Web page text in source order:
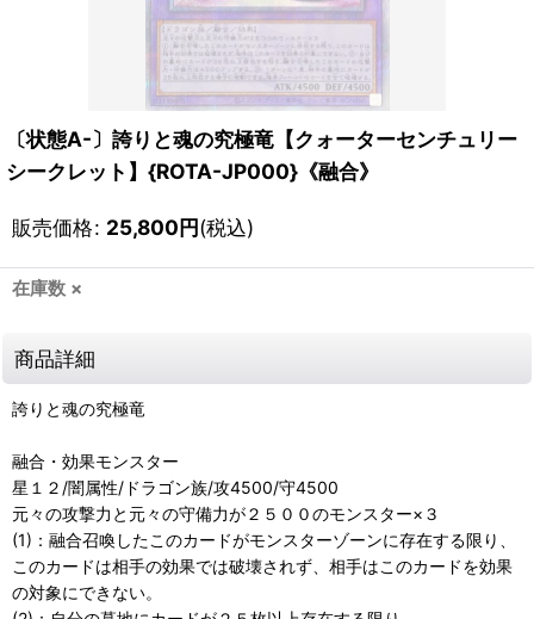
〔状態A-〕誇りと魂の究極竜【クォーターセンチュリー
シークレット】{ROTA-JP000}《融合》
販売価格: 25,800円(税込)
在庫数 ×
商品詳細
誇りと魂の究極竜
融合・効果モンスター
星１２/闇属性/ドラゴン族/攻4500/守4500
元々の攻撃力と元々の守備力が２５００のモンスター×３
(1)：融合召喚したこのカードがモンスターゾーンに存在する限り、
このカードは相手の効果では破壊されず、相手はこのカードを効果
の対象にできない。